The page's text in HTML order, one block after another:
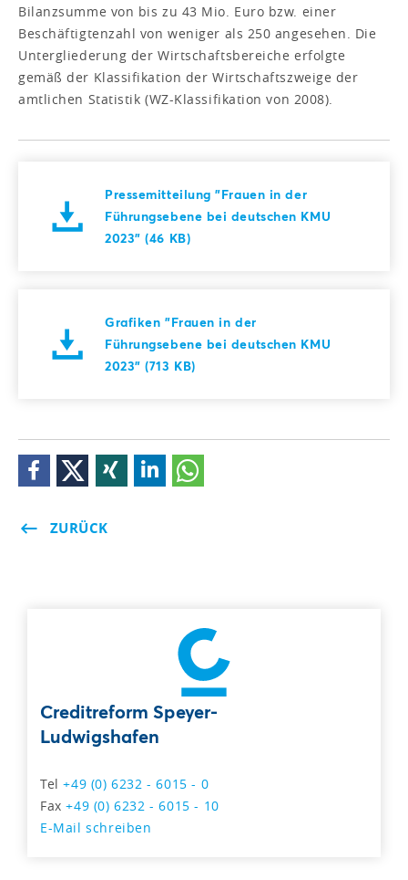
Bilanzsumme von bis zu 43 Mio. Euro bzw. einer
Beschäftigtenzahl von weniger als 250 angesehen. Die
Untergliederung der Wirtschaftsbereiche erfolgte
gemäß der Klassifikation der Wirtschaftszweige der
amtlichen Statistik (WZ-Klassifikation von 2008).
Pressemitteilung "Frauen in der
Führungsebene bei deutschen KMU
2023" (46 KB)
Grafiken "Frauen in der
Führungsebene bei deutschen KMU
2023" (713 KB)
ZURÜCK
Creditreform Speyer-
Ludwigshafen
Tel+49 (0) 6232 - 6015 - 0
Fax+49 (0) 6232 - 6015 - 10
E-Mail schreiben